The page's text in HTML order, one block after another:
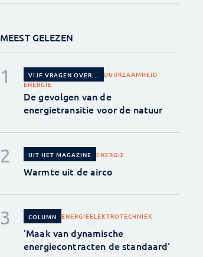
MEEST GELEZEN
VIJF VRAGEN OVER...
DUURZAAMHEID
ENERGIE
De gevolgen van de
energietransitie voor de natuur
UIT HET MAGAZINE ENERGIE
Warmte uit de airco
COLUMN ENERGIEELEKTROTECHNIEK
'Maak van dynamische
energiecontracten de standaard'